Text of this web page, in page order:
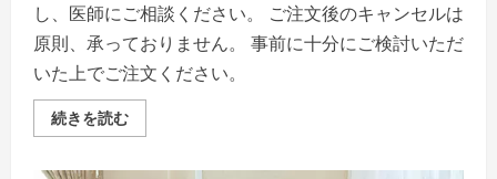
し、医師にご相談ください。 ご注文後のキャンセルは
原則、承っておりません。 事前に十分にご検討いただ
いた上でご注文ください。
続きを読むア
キ